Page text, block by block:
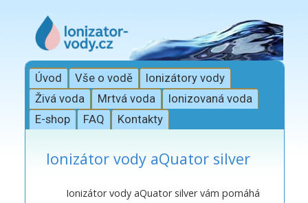
Úvod Vše o vodě
Ionizátory vody
Živá voda
Mrtvá voda
Ionizovaná voda
E-shop
FAQ Kontakty
Ionizátor vody aQuator silver
Ionizátor vody aQuator silver vám pomáhá